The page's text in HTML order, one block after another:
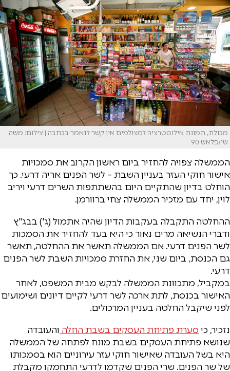
מכולת, תמונת אילוסטרציה למצולמים אין קשר לנאמר בכתבה | צילום: משה
שי/פלאש 90
הממשלה צפויה להחזיר ביום ראשון הקרוב את סמכויות
אישור חוקי העזר בעניין השבת – לשר הפנים אריה דרעי. כך
הוחלט בדיון שהתקיים היום בהשתתפות השרים דרעי ויריב
לוין, יחד עם מזכיר הממשלה צחי ברוורמן.
ההחלטה התקבלה בעקבות הדיון שהיה אתמול (ג') בבג"ץ
ודברי הנשיאה מרים נאור כי היא בעד להחזיר את הסמכות
לשר הפנים דרעי. אם הממשלה תאשר את ההחלטה, תאשר
גם הכנסת, ביום שני, את החזרת סמכויות השבת לשר הפנים
דרעי.
במקביל, מתכוונת הממשלה לבקש מבית המשפט, לאחר
האישור בכנסת, לתת ארכה לשר דרעי לקיים דיונים ושימועים
לפני שיקבל החלטה בעניין המרכולים.
נזכיר, כי סערת פתיחת העסקים בשבת החלה והעובדה
שנושא פתיחת העסקים בשבת מונח לפתחה של הממשלה
היא בשל העובדה שאישור חוקי עזר עירוניים הוא בסמכותו
של שר הפנים. שרי הפנים שקדמו לדרעי התחמקו מקבלת